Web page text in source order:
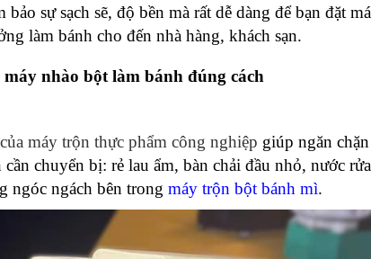
sự sạch sẽ, độ bền mà rất dễ dàng để bạn đặt
làm bánh cho đến nhà hàng, khách sạn.
nhào bột làm bánh đúng cách
của máy trộn thực phẩm công nghiệp giúp ngăn chặn
chuyển bị: rẻ lau ẩm, bàn chải đầu nhỏ, nước rửa
ngóc ngách bên trong máy trộn bột bánh mì.